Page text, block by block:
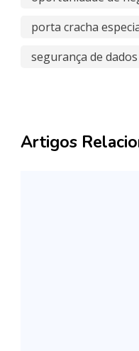
porta cracha
segurança de dados
Artigos